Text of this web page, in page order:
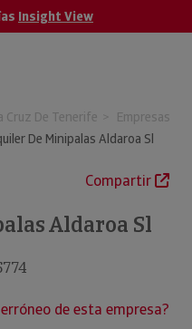
Insight View
Cruz De Tenerife
Empresas
De Minipalas Aldaroa Sl
Compartir
Aldaroa Sl
de esta empresa?